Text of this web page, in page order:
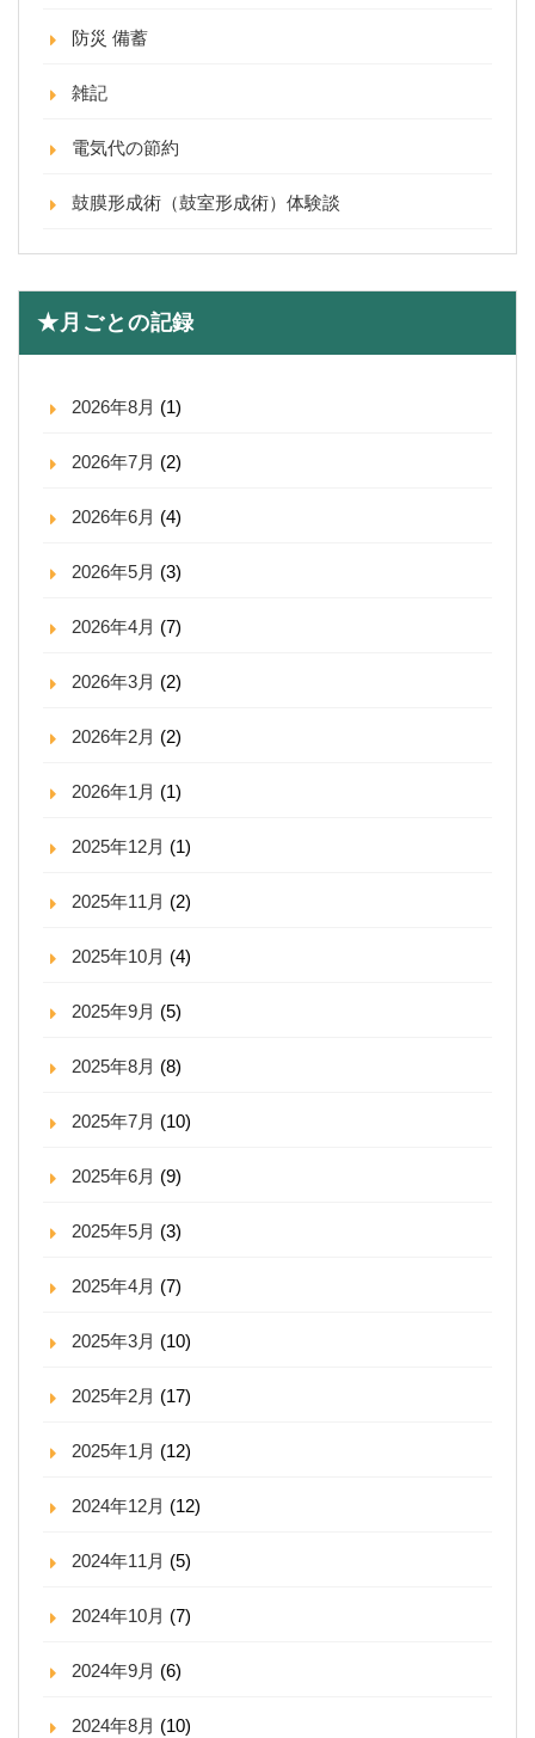
防災 備蓄
雑記
電気代の節約
鼓膜形成術（鼓室形成術）体験談
★月ごとの記録
2026年8月 (1)
2026年7月 (2)
2026年6月 (4)
2026年5月 (3)
2026年4月 (7)
2026年3月 (2)
2026年2月 (2)
2026年1月 (1)
2025年12月 (1)
2025年11月 (2)
2025年10月 (4)
2025年9月 (5)
2025年8月 (8)
2025年7月 (10)
2025年6月 (9)
2025年5月 (3)
2025年4月 (7)
2025年3月 (10)
2025年2月 (17)
2025年1月 (12)
2024年12月 (12)
2024年11月 (5)
2024年10月 (7)
2024年9月 (6)
2024年8月 (10)